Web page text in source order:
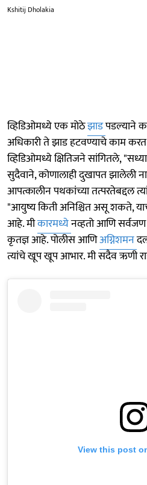
Kshitij Dholakia
व्हिडिओमध्ये एक मोठेझाडपडल्याने
अधिकारी ते झाड हटवण्याचे काम
व्हिडिओमध्ये क्षितिजने सांगितले,
सुदैवाने, कोणालाही दुखापत झालेली
आपत्कालीन पथकांच्या तत्परतेबद्दल
"आयुष्य किती अनिश्चित असू शकते,
आहे. मीकारमध्येनव्हतो आणि सर्वजण
कृतज्ञ आहे. पोलीस आणिअग्निशमन
त्यांचे खूप खूप आभार. मी सदैव ऋणी
View this post